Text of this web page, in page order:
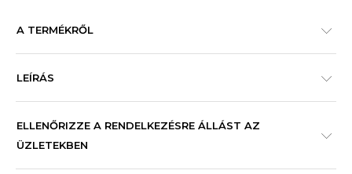
A TERMÉKRŐL
LEÍRÁS
ELLENŐRIZZE A RENDELKEZÉSRE ÁLLÁST AZ
ÜZLETEKBEN